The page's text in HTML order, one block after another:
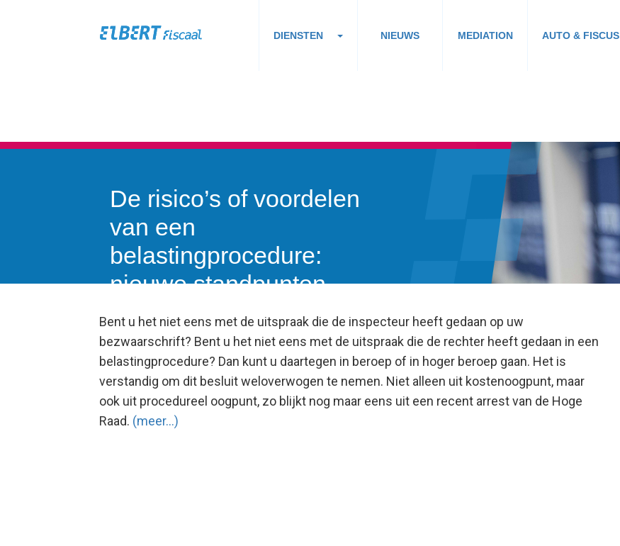
DIENSTEN NIEUWS MEDIATION AUTO & FISCUS
De risico’s of voordelen
van een
belastingprocedure:
nieuwe standpunten.
Bent u het niet eens met de uitspraak die de inspecteur heeft gedaan op uw
bezwaarschrift? Bent u het niet eens met de uitspraak die de rechter heeft gedaan in een
belastingprocedure? Dan kunt u daartegen in beroep of in hoger beroep gaan. Het is
verstandig om dit besluit weloverwogen te nemen. Niet alleen uit kostenoogpunt, maar
ook uit procedureel oogpunt, zo blijkt nog maar eens uit een recent arrest van de Hoge
Raad. (meer…)